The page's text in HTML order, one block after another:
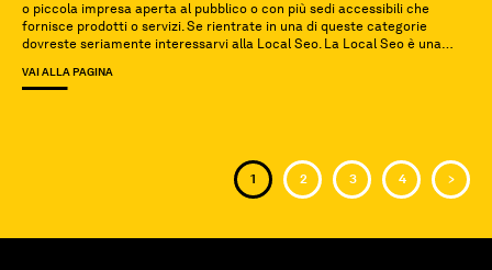
o piccola impresa aperta al pubblico o con più sedi accessibili che
fornisce prodotti o servizi. Se rientrate in una di queste categorie
dovreste seriamente interessarvi alla Local Seo. La Local Seo è una
VAI ALLA PAGINA
1 2 3 4 >